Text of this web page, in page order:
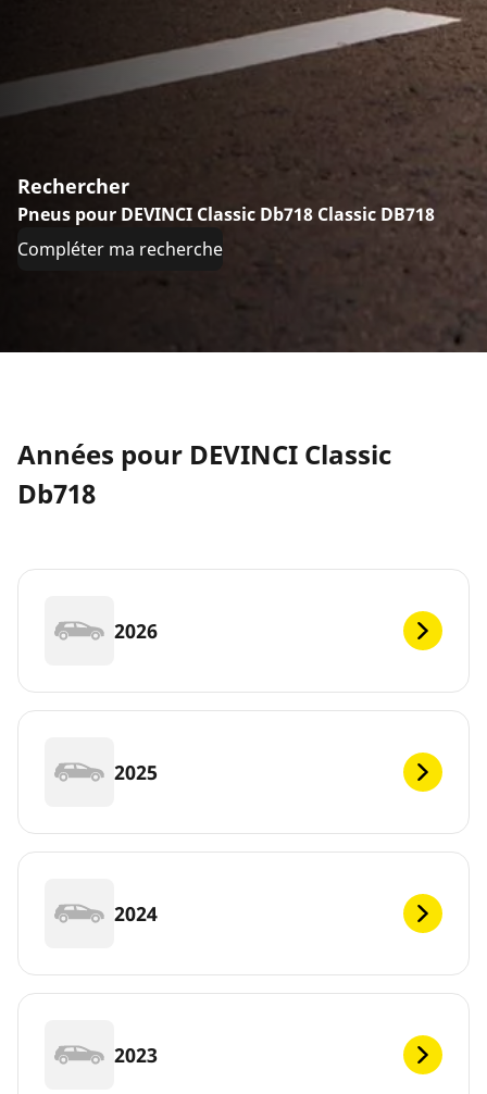
Rechercher
Pneus pour DEVINCI Classic Db718 Classic DB718
Compléter ma recherche
Années pour DEVINCI Classic
Db718
2026
2025
2024
2023